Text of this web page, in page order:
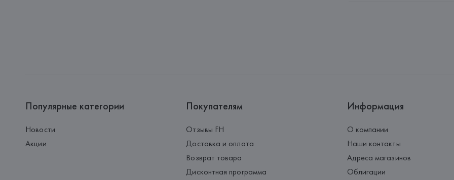
Популярные категории
Новости
Акции
Покупателям
Отзывы FH
Доставка и оплата
Возврат товара
Дисконтная программа
Информация
О компании
Наши контакты
Адреса магазинов
Облигации